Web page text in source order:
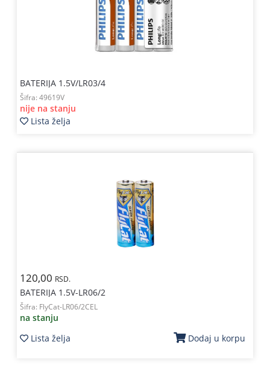
BATERIJA 1.5V/LR03/4
Šifra: 49619V
nije na stanju
Lista želja
120,00 RSD.
BATERIJA 1.5V-LR06/2
Šifra: FlyCat-LR06/2CEL
na stanju
Lista želja
Dodaj u korpu